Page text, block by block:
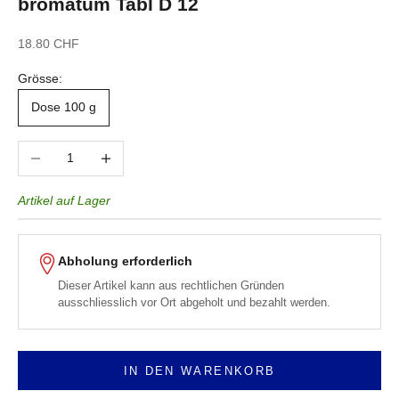
Angebot
18.80 CHF
Grösse:
Dose 100 g
Anzahl verringern
Artikel auf Lager
Abholung erforderlich
Dieser Artikel kann aus rechtlichen Gründen
ausschliesslich vor Ort abgeholt und bezahlt werden.
IN DEN WARENKORB